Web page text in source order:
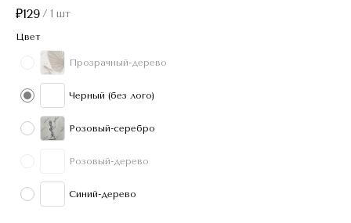
₽129 / 1 шт
Цвет
Прозрачный-дерево
Черный (без лого)
Розовый-серебро
Розовый-дерево
Синий-дерево